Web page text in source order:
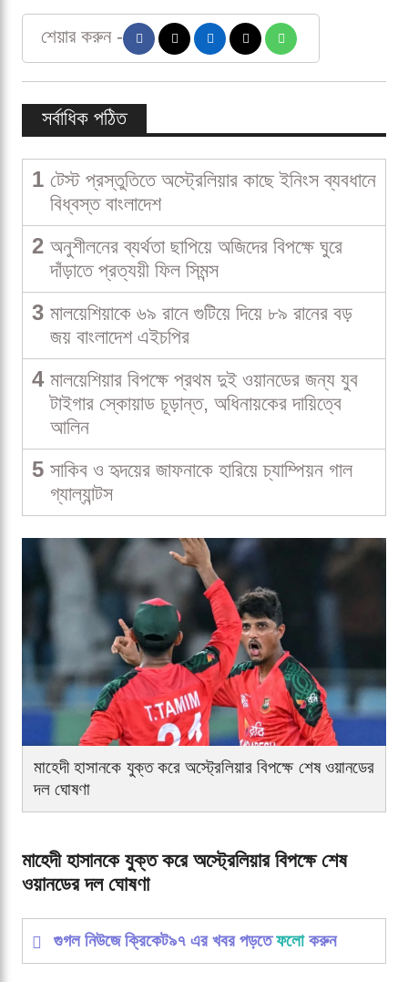
শেয়ার করুন -
সর্বাধিক পঠিত
1 টেস্ট প্রস্তুতিতে অস্ট্রেলিয়ার কাছে ইনিংস ব্যবধানে
বিধ্বস্ত বাংলাদেশ
2 অনুশীলনের ব্যর্থতা ছাপিয়ে অজিদের বিপক্ষে ঘুরে
দাঁড়াতে প্রত্যয়ী ফিল সিমন্স
3 মালয়েশিয়াকে ৬৯ রানে গুটিয়ে দিয়ে ৮৯ রানের বড়
জয় বাংলাদেশ এইচপির
4 মালয়েশিয়ার বিপক্ষে প্রথম দুই ওয়ানডের জন্য যুব
টাইগার স্কোয়াড চূড়ান্ত, অধিনায়কের দায়িত্বে
আলিন
5 সাকিব ও হৃদয়ের জাফনাকে হারিয়ে চ্যাম্পিয়ন গাল
গ্যাল্যান্টস
মাহেদী হাসানকে যুক্ত করে অস্ট্রেলিয়ার বিপক্ষে শেষ ওয়ানডের
দল ঘোষণা
মাহেদী হাসানকে যুক্ত করে অস্ট্রেলিয়ার বিপক্ষে শেষ
ওয়ানডের দল ঘোষণা
গুগল নিউজে ক্রিকেট৯৭ এর খবর পড়তেফলোকরুন